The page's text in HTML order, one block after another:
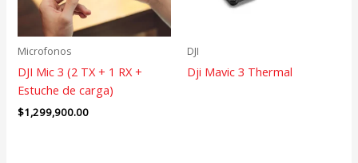
Microfonos
DJI Mic 3 (2 TX + 1 RX +
Estuche de carga)
$1,299,900.00
DJI
Dji Mavic 3 Thermal